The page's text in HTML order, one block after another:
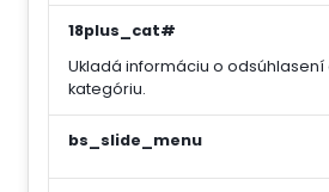
18plus_cat#
Ukladá informáciu o odsúhlasení
kategóriu.
bs_slide_menu